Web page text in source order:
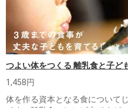
つよい体をつくる 離乳食と子ど
1,458円
体を作る資本となる食について